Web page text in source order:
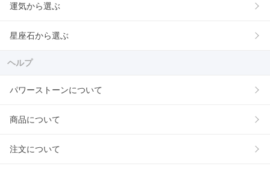
運気から選ぶ
星座石から選ぶ
ヘルプ
パワーストーンについて
商品について
注文について